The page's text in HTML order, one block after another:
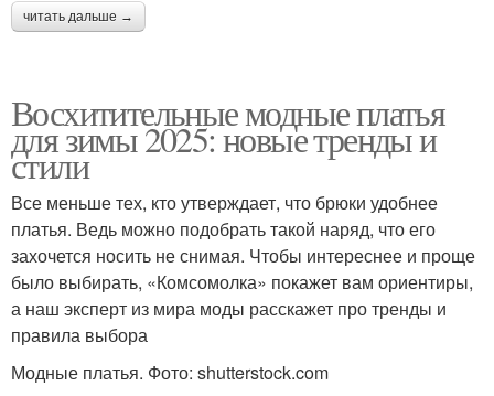
читать дальше →
Восхитительные модные платья
для зимы 2025: новые тренды и
стили
Все меньше тех, кто утверждает, что брюки удобнее
платья. Ведь можно подобрать такой наряд, что его
захочется носить не снимая. Чтобы интереснее и проще
было выбирать, «Комсомолка» покажет вам ориентиры,
а наш эксперт из мира моды расскажет про тренды и
правила выбора
Модные платья. Фото: shutterstock.com